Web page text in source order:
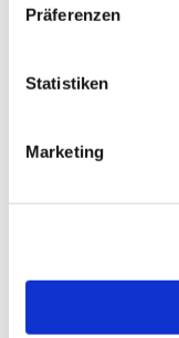
Präferenzen
Statistiken
Marketing